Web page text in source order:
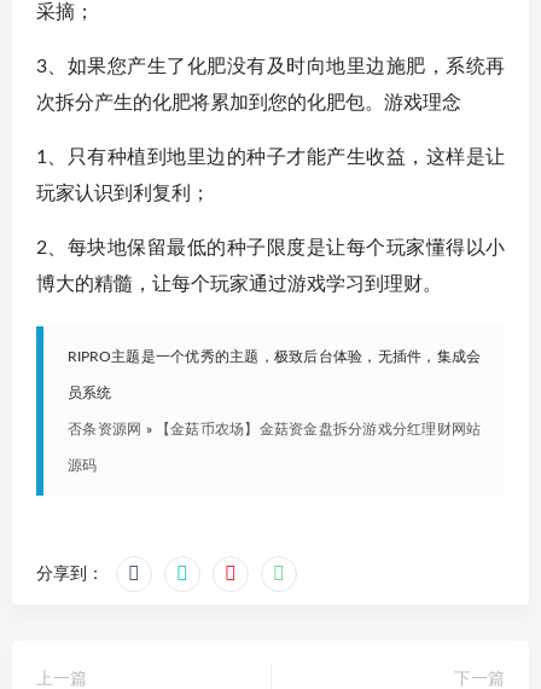
采摘；
3、如果您产生了化肥没有及时向地里边施肥，系统再
次拆分产生的化肥将累加到您的化肥包。游戏理念
1、只有种植到地里边的种子才能产生收益，这样是让
玩家认识到利复利；
2、每块地保留最低的种子限度是让每个玩家懂得以小
博大的精髓，让每个玩家通过游戏学习到理财。
RIPRO主题是一个优秀的主题，极致后台体验，无插件，集成会
员系统
否条资源网 » 【金菇币农场】金菇资金盘拆分游戏分红理财网站
源码
分享到：
上一篇
下一篇